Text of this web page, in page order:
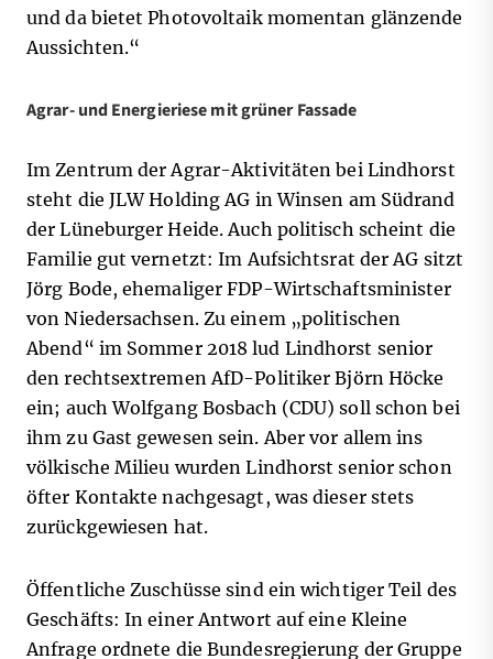
und da bietet Photovoltaik momentan glänzende
Aussichten.“
Agrar- und Energieriese mit grüner Fassade
Im Zentrum der Agrar-Aktivitäten bei Lindhorst
steht die JLW Holding AG in Winsen am Südrand
der Lüneburger Heide. Auch politisch scheint die
Familie gut vernetzt: Im Aufsichtsrat der AG sitzt
Jörg Bode, ehemaliger FDP-Wirtschaftsminister
von Niedersachsen. Zu einem „politischen
Abend“ im Sommer 2018 lud Lindhorst senior
den rechtsextremen AfD-Politiker Björn Höcke
ein; auch Wolfgang Bosbach (CDU) soll schon bei
ihm zu Gast gewesen sein. Aber vor allem ins
völkische Milieu wurden Lindhorst senior schon
öfter Kontakte nachgesagt, was dieser stets
zurückgewiesen hat.
Öffentliche Zuschüsse sind ein wichtiger Teil des
Geschäfts: In einer Antwort auf eine Kleine
Anfrage ordnete die Bundesregierung der Gruppe